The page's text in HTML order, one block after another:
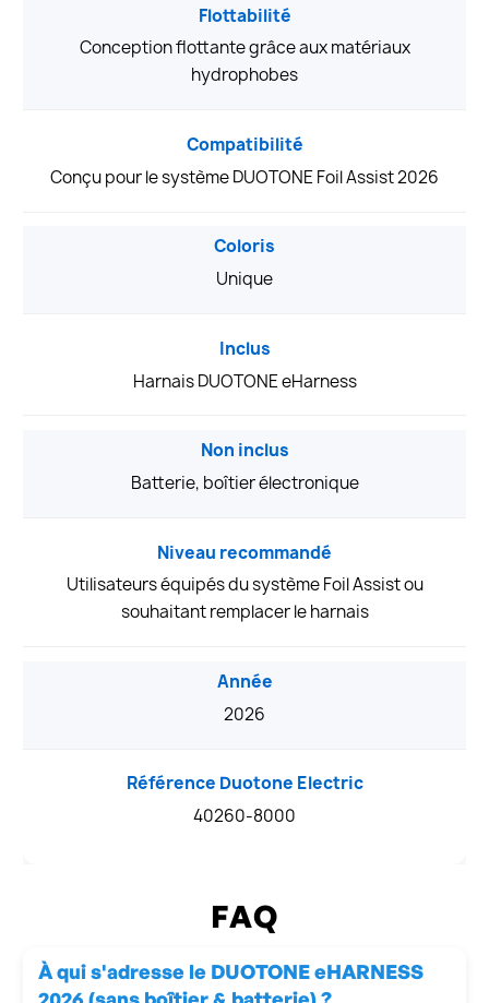
Flottabilité
Conception flottante grâce aux matériaux
hydrophobes
Compatibilité
Conçu pour le système DUOTONE Foil Assist 2026
Coloris
Unique
Inclus
Harnais DUOTONE eHarness
Non inclus
Batterie, boîtier électronique
Niveau recommandé
Utilisateurs équipés du système Foil Assist ou
souhaitant remplacer le harnais
Année
2026
Référence Duotone Electric
40260-8000
FAQ
À qui s'adresse le DUOTONE eHARNESS